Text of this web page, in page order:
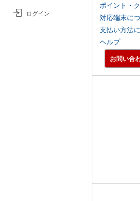
ログイン
ポイント・
対応端末に
支払い方法
ヘルプ
お問い合